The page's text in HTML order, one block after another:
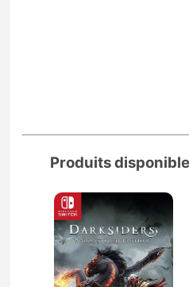
Produits